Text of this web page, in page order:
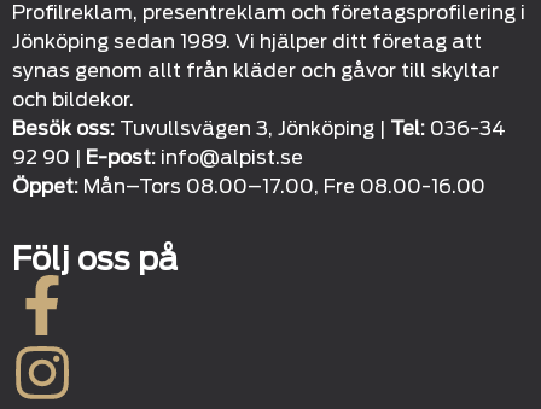
Profilreklam, presentreklam och företagsprofilering i
Jönköping sedan 1989. Vi hjälper ditt företag att
synas genom allt från kläder och gåvor till skyltar
och bildekor.
Besök oss: Tuvullsvägen 3, Jönköping | Tel: 036-34
92 90 |
E-post: info@alpist.se
Öppet: Mån–Tors 08.00–17.00, Fre 08.00-16.00
Följ oss på